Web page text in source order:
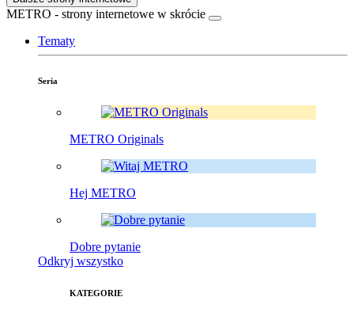
METRO - strony internetowe w skrócie
Tematy
Seria
METRO Originals
Hej METRO
Dobre pytanie
Odkryj wszystko
KATEGORIE